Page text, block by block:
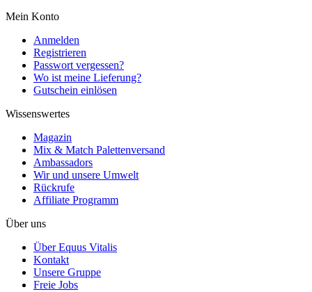
Mein Konto
Anmelden
Registrieren
Passwort vergessen?
Wo ist meine Lieferung?
Gutschein einlösen
Wissenswertes
Magazin
Mix & Match Palettenversand
Ambassadors
Wir und unsere Umwelt
Rückrufe
Affiliate Programm
Über uns
Über Equus Vitalis
Kontakt
Unsere Gruppe
Freie Jobs